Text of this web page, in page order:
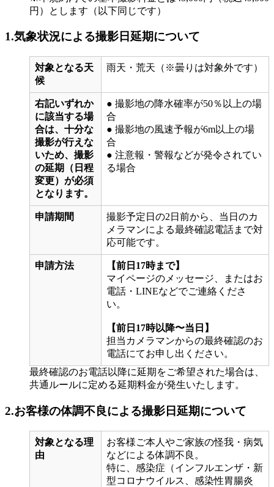
円）とします（以下同じです）
1.気象状況による撮影日延期について
対象となる天
候
雨天・荒天（※曇りは対象外です）
右記いずれか
に該当する場
合は、十分な
撮影が行えな
いため、撮影
の延期（日程
変更）が必須
となります。
● 撮影地の降水確率が50％以上の場
合
● 撮影地の風速予報が6m以上の場
合
● 注意報・警報などが発令されてい
る場合
申請期間
撮影予定日の2日前から、当日のカ
メラマンによる最終確認電話まで対
応可能です。
申請方法
【前日17時まで】
マイページのメッセージ、またはお
電話・LINEなどでご連絡くださ
い。
【前日17時以降〜当日】
担当カメラマンからの最終確認のお
電話にてお申し出ください。
最終確認のお電話以降に延期をご希望された場合は、
共通ルールに定める延期料金が発生いたします。
2.お客様の体調不良による撮影日延期について
対象となる理
由
お客様ご本人やご家族の怪我・病気
などによる体調不良。
特に、感染症（インフルエンザ・新
型コロナウイルス、感染性胃腸炎